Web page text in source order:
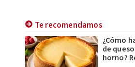
Te recomendamos
¿Cómo
de
horno?